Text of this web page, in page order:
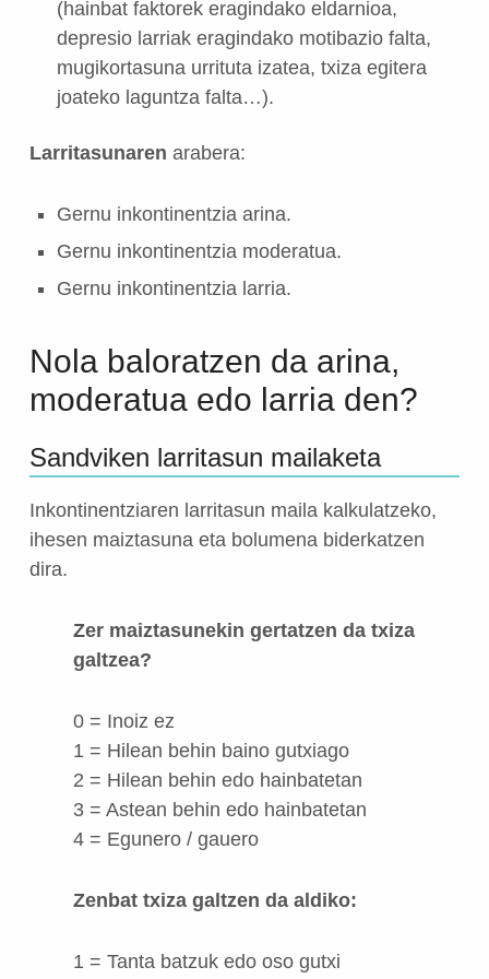
(hainbat faktorek eragindako eldarnioa,
depresio larriak eragindako motibazio falta,
mugikortasuna urrituta izatea, txiza egitera
joateko laguntza falta…).
Larritasunaren arabera:
Gernu inkontinentzia arina.
Gernu inkontinentzia moderatua.
Gernu inkontinentzia larria.
Nola baloratzen da arina,
moderatua edo larria den?
Sandviken larritasun mailaketa
Inkontinentziaren larritasun maila kalkulatzeko,
ihesen maiztasuna eta bolumena biderkatzen
dira.
Zer maiztasunekin gertatzen da txiza
galtzea?
0 = Inoiz ez
1 = Hilean behin baino gutxiago
2 = Hilean behin edo hainbatetan
3 = Astean behin edo hainbatetan
4 = Egunero / gauero
Zenbat txiza galtzen da aldiko:
1 = Tanta batzuk edo oso gutxi